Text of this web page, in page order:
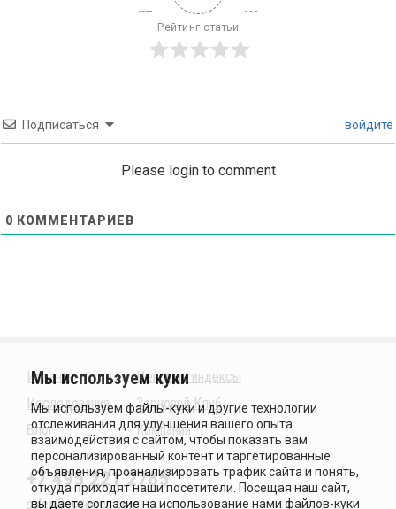
Рейтинг статьи
Подписаться войдите
Please login to comment
0 КОММЕНТАРИЕВ
Издания
Исследования
Блог
Ценовые индексы
Зерновой Клуб
Компания
+7 495 221 2785
sales@sovecon.com